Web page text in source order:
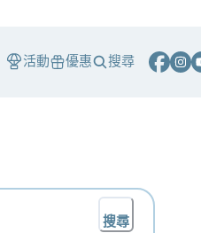
活動 優惠 搜尋
搜尋